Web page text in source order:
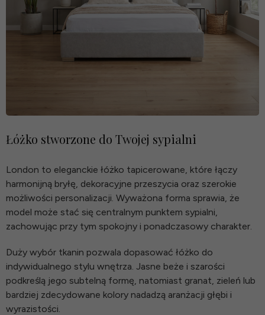
Łóżko stworzone do Twojej sypialni
London to eleganckie łóżko tapicerowane, które łączy
harmonijną bryłę, dekoracyjne przeszycia oraz szerokie
możliwości personalizacji. Wyważona forma sprawia, że
model może stać się centralnym punktem sypialni,
zachowując przy tym spokojny i ponadczasowy charakter.
Duży wybór tkanin pozwala dopasować łóżko do
indywidualnego stylu wnętrza. Jasne beże i szarości
podkreślą jego subtelną formę, natomiast granat, zieleń lub
bardziej zdecydowane kolory nadadzą aranżacji głębi i
wyrazistości.